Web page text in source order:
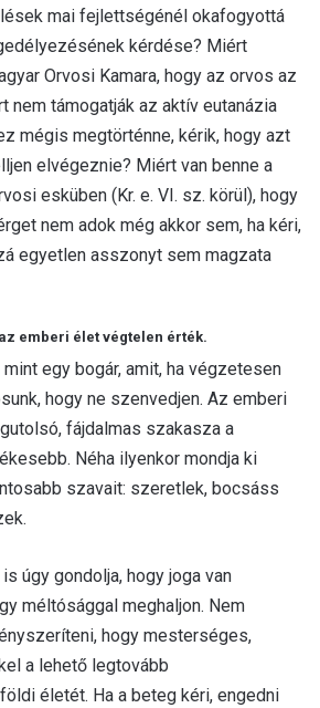
mai fejlettségénél okafogyottá
kérdése? Miért
Orvosi Kamara, hogy az orvos az
nem támogatják az aktív eutanázia
mégis megtörténne, kérik, hogy azt
elvégeznie? Miért van benne a
esküben (Kr. e. VI. sz. körül), hogy
nem adok még akkor sem, ha kéri,
egyetlen asszonyt sem magzata
emberi élet végtelen érték.
egy bogár, amit, ha végzetesen
hogy ne szenvedjen. Az emberi
fájdalmas szakasza a
Néha ilyenkor mondja ki
szavait: szeretlek, bocsáss
úgy gondolja, hogy joga van
méltósággal meghaljon. Nem
hogy mesterséges,
a lehető legtovább
életét. Ha a beteg kéri, engedni